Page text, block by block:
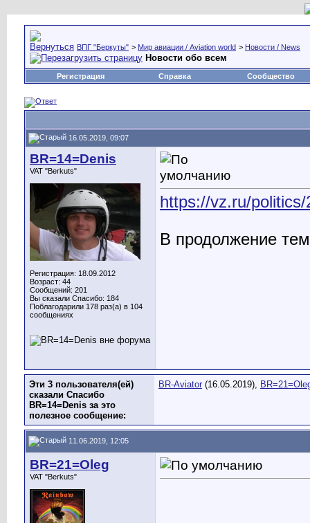
ВПГ "Беркуты" > Мир авиации / Aviation world > Новости / News
Новости обо всем
Регистрация Справка Сообщество
16.05.2019, 09:07
BR=14=Denis
VAT "Berkuts"
Регистрация: 18.09.2012
Возраст: 44
Сообщений: 201
Вы сказали Спасибо: 184
Поблагодарили 178 раз(а) в 104
сообщениях
https://vz.ru/
В продолжение
Эти 3 пользователя(ей)
сказали Спасибо
BR=14=Denis за это
полезное сообщение:
BR-Aviator (16.05.2019),
11.06.2019, 12:05
BR=21=Oleg
VAT "Berkuts"